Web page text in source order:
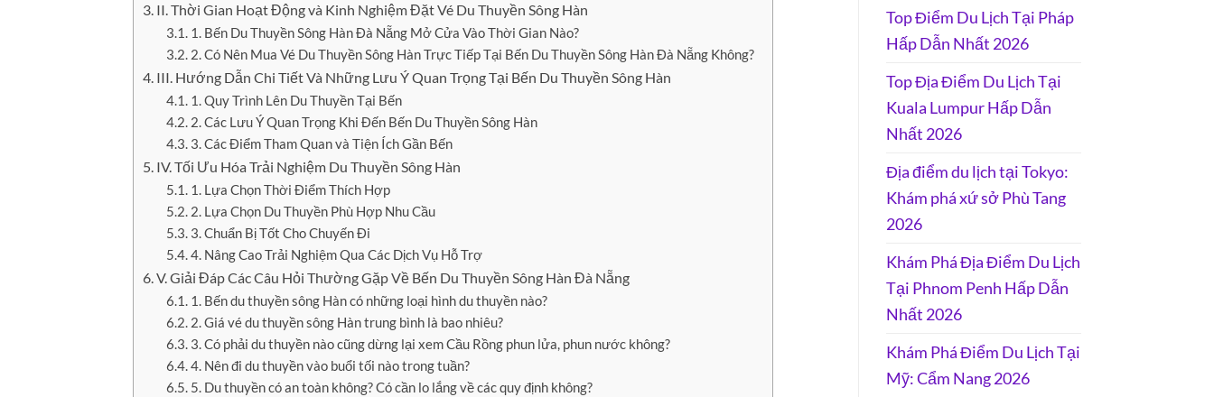
II. Thời Gian Hoạt Động và Kinh Nghiệm Đặt Vé Du Thuyền Sông Hàn
1. Bến Du Thuyền Sông Hàn Đà Nẵng Mở Cửa Vào Thời Gian Nào?
2. Có Nên Mua Vé Du Thuyền Sông Hàn Trực Tiếp Tại Bến Du Thuyền Sông Hàn Đà Nẵng Không?
III. Hướng Dẫn Chi Tiết Và Những Lưu Ý Quan Trọng Tại Bến Du Thuyền Sông Hàn
1. Quy Trình Lên Du Thuyền Tại Bến
2. Các Lưu Ý Quan Trọng Khi Đến Bến Du Thuyền Sông Hàn
3. Các Điểm Tham Quan và Tiện Ích Gần Bến
IV. Tối Ưu Hóa Trải Nghiệm Du Thuyền Sông Hàn
1. Lựa Chọn Thời Điểm Thích Hợp
2. Lựa Chọn Du Thuyền Phù Hợp Nhu Cầu
3. Chuẩn Bị Tốt Cho Chuyến Đi
4. Nâng Cao Trải Nghiệm Qua Các Dịch Vụ Hỗ Trợ
V. Giải Đáp Các Câu Hỏi Thường Gặp Về Bến Du Thuyền Sông Hàn Đà Nẵng
1. Bến du thuyền sông Hàn có những loại hình du thuyền nào?
2. Giá vé du thuyền sông Hàn trung bình là bao nhiêu?
3. Có phải du thuyền nào cũng dừng lại xem Cầu Rồng phun lửa, phun nước không?
4. Nên đi du thuyền vào buổi tối nào trong tuần?
5. Du thuyền có an toàn không? Có cần lo lắng về các quy định không?
Top Điểm Du Lịch Tại Pháp
Hấp Dẫn Nhất 2026
Top Địa Điểm Du Lịch Tại
Kuala Lumpur Hấp Dẫn
Nhất 2026
Địa điểm du lịch tại Tokyo:
Khám phá xứ sở Phù Tang
2026
Khám Phá Địa Điểm Du Lịch
Tại Phnom Penh Hấp Dẫn
Nhất 2026
Khám Phá Điểm Du Lịch Tại
Mỹ: Cẩm Nang 2026